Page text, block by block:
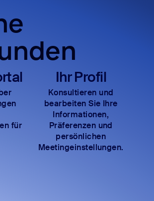
für
Ihr Profil
Konsultieren und
bearbeiten Sie Ihre
Informationen,
Präferenzen und
persönlichen
Meetingeinstellungen.